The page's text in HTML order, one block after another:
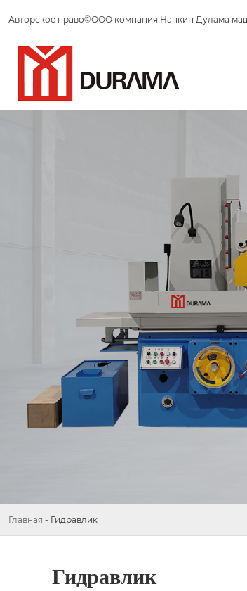
Авторское право©ООО компания Нанкин Дулама
Главная - Гидравлик
Гидравлик